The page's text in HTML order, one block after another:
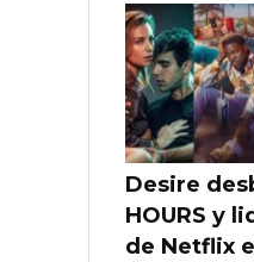
Desire
HOURS y
de Netflix